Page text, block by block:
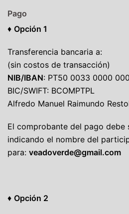
Pago
♦ Opción 1
Transferencia bancaria a:
(sin costos de transacción)
NIB/IBAN: PT50 0033 0000
BIC/SWIFT: BCOMPTPL
Alfredo Manuel Raimundo
El comprobante del pago debe
indicando el nombre del
para: veadoverde@gmail.com
♦ Opción 2